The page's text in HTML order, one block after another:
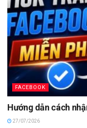
FACEBOOK
Hướng dẫn cách
27/07/2026